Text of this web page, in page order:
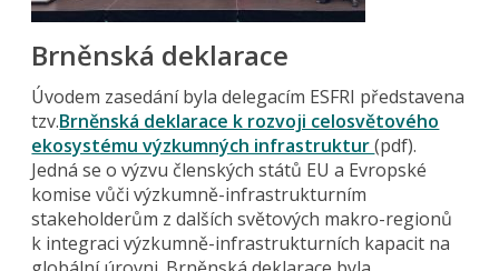
Brněnská deklarace
Úvodem zasedání byla delegacím ESFRI představena
tzv.Brněnská deklarace k rozvoji celosvětového
ekosystému výzkumných infrastruktur(pdf).
Jedná se o výzvu členských států EU a Evropské
komise vůči výzkumně-infrastrukturním
stakeholderům z dalších světových makro-regionů
k integraci výzkumně-infrastrukturních kapacit na